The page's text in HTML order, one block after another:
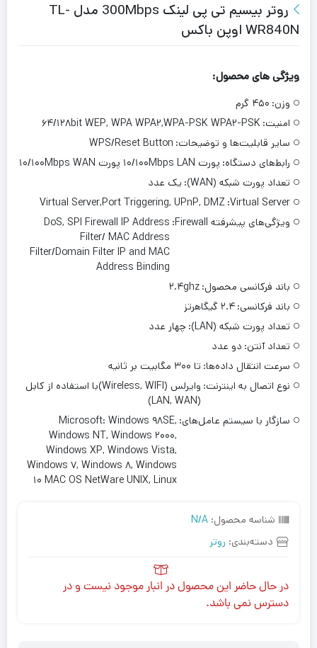
روتر بیسیم تی پی لینک 300Mbps مدل TL-
WR840N اوپن باکس
ویژگی های محصول:
وزن: ۴۵۰ گرم
امنیت: ۶۴/۱۲۸bit WEP, WPA WPA۲,WPA-PSK WPA۲-PSK
سایر قابلیت‌ها و توضیحات: WPS/Reset Button
رابط‌های دستگاه: پورت ۱۰/۱۰۰Mbps LAN پورت ۱۰/۱۰۰Mbps WAN
تعداد پورت شبکه (WAN):
یک عدد
Virtual Server:
Virtual Server,Port Triggering, UPnP, DMZ
ویژگی‌های پیشرفته Firewall:
DoS, SPI Firewall IP Address
Filter/ MAC Address
Filter/Domain Filter IP and MAC
Address Binding
باند فرکانسی محصول: ۲.۴ghz
باند فرکانسی: ۲.۴ گیگاهرتز
تعداد پورت شبکه (LAN):
چهار عدد
تعداد آنتن: دو عدد
سرعت انتقال داده‌ها: تا ۳۰۰ مگابیت بر ثانیه
نوع اتصال به اینترنت:
وایرلس (Wireless, WIFI)با استفاده از کابل
(LAN, WAN)
سازگار با سیستم‌ عامل‌های: Microsoft: Windows ۹۸SE,
Windows NT, Windows ۲۰۰۰,
Windows XP, Windows Vista,
Windows ۷, Windows ۸, Windows
۱۰ MAC OS NetWare UNIX, Linux
شناسه محصول: N/A
دسته‌بندی: روتر
در حال حاضر این محصول در انبار موجود نیست و در
دسترس نمی باشد.